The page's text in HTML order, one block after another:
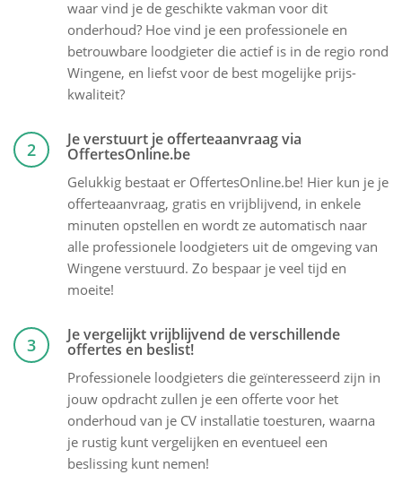
waar vind je de geschikte vakman voor dit
onderhoud? Hoe vind je een professionele en
betrouwbare loodgieter die actief is in de regio rond
Wingene, en liefst voor de best mogelijke prijs-
kwaliteit?
2 Je verstuurt je offerteaanvraag via
OffertesOnline.be
Gelukkig bestaat er OffertesOnline.be! Hier kun je je
offerteaanvraag, gratis en vrijblijvend, in enkele
minuten opstellen en wordt ze automatisch naar
alle professionele loodgieters uit de omgeving van
Wingene verstuurd. Zo bespaar je veel tijd en
moeite!
3 Je vergelijkt vrijblijvend de verschillende
offertes en beslist!
Professionele loodgieters die geïnteresseerd zijn in
jouw opdracht zullen je een offerte voor het
onderhoud van je CV installatie toesturen, waarna
je rustig kunt vergelijken en eventueel een
beslissing kunt nemen!